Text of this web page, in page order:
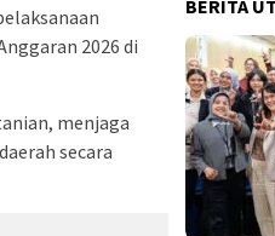
2026 di
menjaga
secara
BERITA